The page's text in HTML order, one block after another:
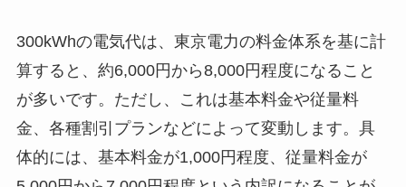
300kWhの電気代は、東京電力の料金体系を基に計
算すると、約6,000円から8,000円程度になること
が多いです。ただし、これは基本料金や従量料
金、各種割引プランなどによって変動します。具
体的には、基本料金が1,000円程度、従量料金が